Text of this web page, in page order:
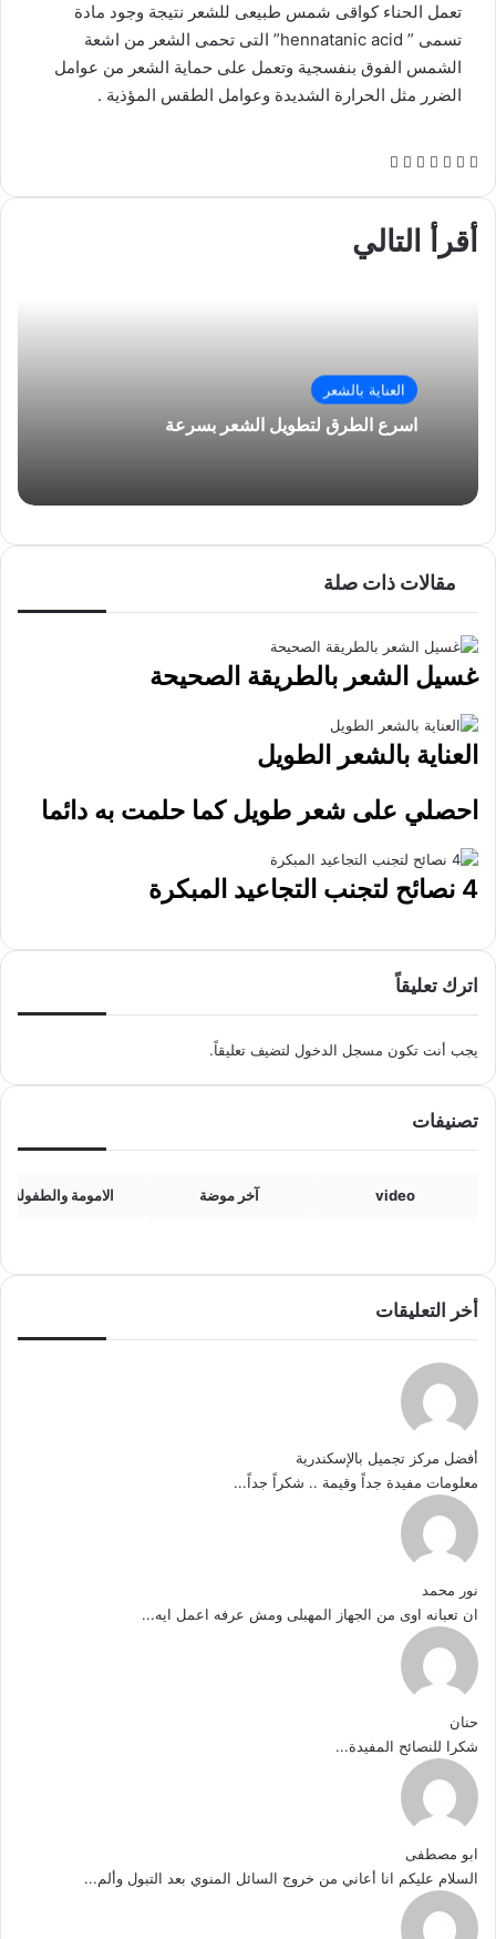
تعمل الحناء كواقى شمس طبيعى للشعر نتيجة وجود مادة
تسمى ” hennatanic acid” التى تحمى الشعر من اشعة
الشمس الفوق بنفسجية وتعمل على حماية الشعر من عوامل
الضرر مثل الحرارة الشديدة وعوامل الطقس المؤذية .
ف
ب
و
ل
ك
د
و
س
ت
ق
ر
م
ر
ك
ا
ل
ر
ع
ة
أقرأ التالي
العناية بالشعر
اسرع الطرق لتطويل الشعر بسرعة
مقالات ذات صلة
غسيل الشعر بالطريقة الصحيحة
العناية بالشعر الطويل
احصلي على شعر طويل كما حلمت به دائما
4 نصائح لتجنب التجاعيد المبكرة
اترك تعليقاً
يجب أنت تكون مسجل الدخول لتضيف تعليقاً.
تصنيفات
video آخر موضة الامومة والطفولة
أخر التعليقات
أفضل مركز تجميل بالإسكندرية
معلومات مفيدة جداً وقيمة .. شكراً جداً...
نور محمد
ان تعبانه اوى من الجهاز المهبلى ومش عرفه اعمل ايه...
حنان
شكرا للنصائح المفيدة...
ابو مصطفى
السلام عليكم انا أعاني من خروج السائل المنوي بعد التبول وألم...